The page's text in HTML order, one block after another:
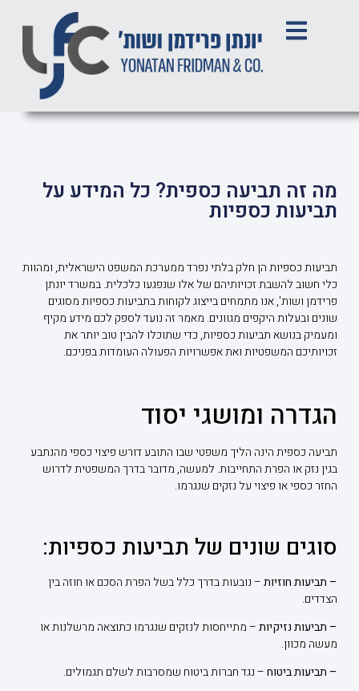
מה זה תביעה כספית? כל המידע על
תביעות כספיות
תביעות כספיות הן חלק בלתי נפרד ממערכת המשפט הישראלית, ומהוות
כלי חשוב להשבת זכויותיהם של אלו שנפגעו כלכלית. במשרד יונתן
פרידמן ושות', אנו מתמחים בייצוג לקוחות בתביעות כספיות מסוגים
שונים ובעלות היקפים מגוונים. מאמר זה נועד לספק לכם מידע מקיף
ומעמיק בנושא תביעות כספיות, כדי שתוכלו להבין טוב יותר את
זכויותיכם המשפטיות ואת אפשרויות הפעולה העומדות בפניכם.
הגדרה ומושגי יסוד
תביעה כספית הינה הליך משפטי שבו התובע דורש פיצוי כספי מהנתבע
בגין נזק או הפרת התחייבות. למעשה, מדובר בדרך המשפטית לדרוש
החזר כספי או פיצוי על נזקים שנגרמו.
סוגים שונים של תביעות כספיות:
– תביעות חוזיות– נובעות בדרך כלל בשל הפרת הסכם או חוזה בין
הצדדים.
– תביעות נזיקיות– מתייחסות לנזקים שנגרמו כתוצאה מרשלנות או
מעשה מכוון.
– תביעות ביטוח– נגד חברות ביטוח שמסרבות לשלם תגמולים.